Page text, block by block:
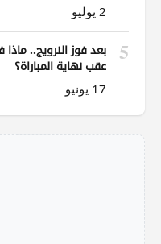
2 يوليو
5
بعد فوز النرويج..
عقب نهاية المباراة؟
17 يونيو